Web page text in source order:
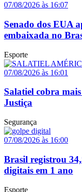
07/08/2026 às 16:07
Senado dos EUA
embaixada no
Esporte
07/08/2026 às 16:01
Salatiel cobra
Justiça
Segurança
07/08/2026 às 16:00
Brasil registrou
digitais em 1 ano
Esporte